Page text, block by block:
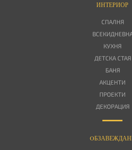
ИНТЕРИОР
СПАЛНЯ
КУХНЯ
ДЕТСКА СТАЯ
БАНЯ
АКЦЕНТИ
ПРОЕКТИ
ДЕКОРАЦИЯ